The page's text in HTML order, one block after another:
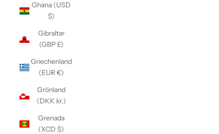
Ghana (USD
$)
Gibraltar
(GBP £)
Griechenland
(EUR €)
Grönland
(DKK kr.)
Grenada
(XCD $)